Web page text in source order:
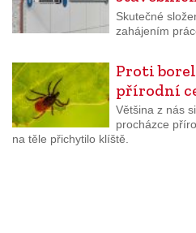
Skutečné
zahájením
Proti
přírodní
Většina z nás
procházce
na těle přichytilo klíště.